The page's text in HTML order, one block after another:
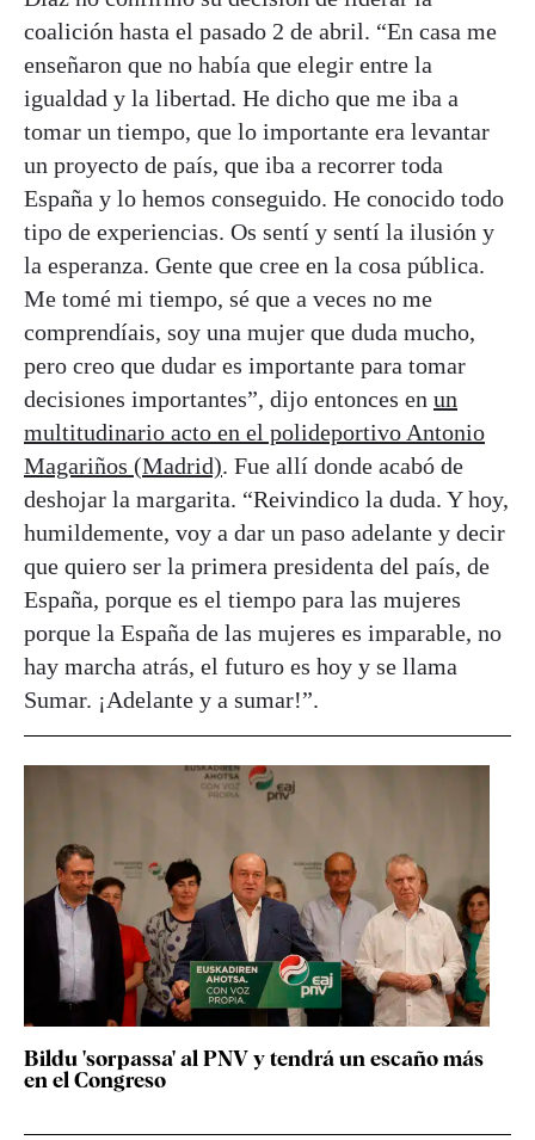
coalición hasta el pasado 2 de abril. “En casa me
enseñaron que no había que elegir entre la
igualdad y la libertad. He dicho que me iba a
tomar un tiempo, que lo importante era levantar
un proyecto de país, que iba a recorrer toda
España y lo hemos conseguido. He conocido todo
tipo de experiencias. Os sentí y sentí la ilusión y
la esperanza. Gente que cree en la cosa pública.
Me tomé mi tiempo, sé que a veces no me
comprendíais, soy una mujer que duda mucho,
pero creo que dudar es importante para tomar
decisiones importantes”, dijo entonces en un
multitudinario acto en el polideportivo Antonio
Magariños (Madrid). Fue allí donde acabó de
deshojar la margarita. “Reivindico la duda. Y hoy,
humildemente, voy a dar un paso adelante y decir
que quiero ser la primera presidenta del país, de
España, porque es el tiempo para las mujeres
porque la España de las mujeres es imparable, no
hay marcha atrás, el futuro es hoy y se llama
Sumar. ¡Adelante y a sumar!”.
Bildu 'sorpassa' al PNV y tendrá un escaño más
en el Congreso